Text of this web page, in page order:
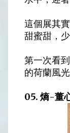
這個展其
甜蜜甜，
第一次看
的荷蘭風光
05. 熵-董